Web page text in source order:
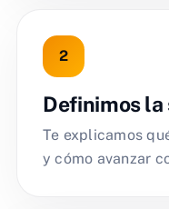
Definimos
Te explicamos
y cómo avanzar